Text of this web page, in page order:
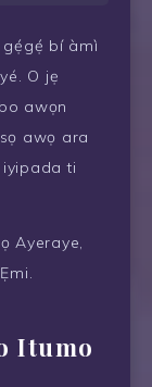
bí àmì
O jẹ
awọn
awọ ara
ti
Ayeraye,
Itumo